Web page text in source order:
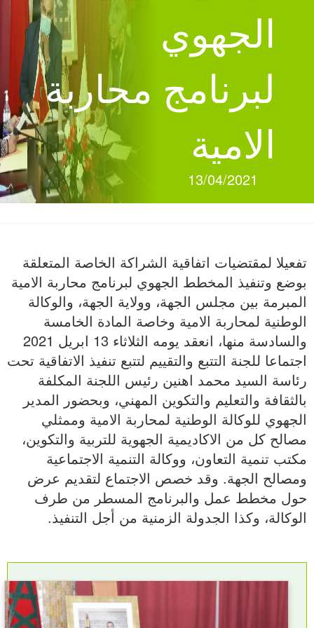
الجهوي
لبرنامج محاربة
الامية
13/04/2021
تفعيلا لمقتضيات اتفاقية الشراكة الخاصة المتعلقة
بوضع وتنفيذ المخطط الجهوي لبرنامج محاربة الامية
المبرمة بين مجلس الجهة، وولاية الجهة، والوكالة
الوطنية لمحاربة الامية وخاصة المادة الخامسة
والسادسة منها، انعقد يومه الثلاثاء 13 ابريل 2021
اجتماعا للجنة التتبع والتقييم لتتبع تنفيذ الاتفاقية تحت
رئاسة السيد محمد اهنين رئيس اللجنة المكلفة
بالثقافة والتعليم والتكوين المهني، وبحضور المدير
الجهوي للوكالة الوطنية لمحاربة الامية وممثلي
مصالح كل من الاكاديمية الجهوية للتربية والتكوين،
مكتب تنمية التعاون، ووكالة التنمية الاجتماعية
ومصالح الجهة. وقد خصص الاجتماع لتقديم عرض
حول مخطط عمل والبرنامج المسطر من طرف
الوكالة، وكذا الجدولة الزمنية من أجل التنفيذ.